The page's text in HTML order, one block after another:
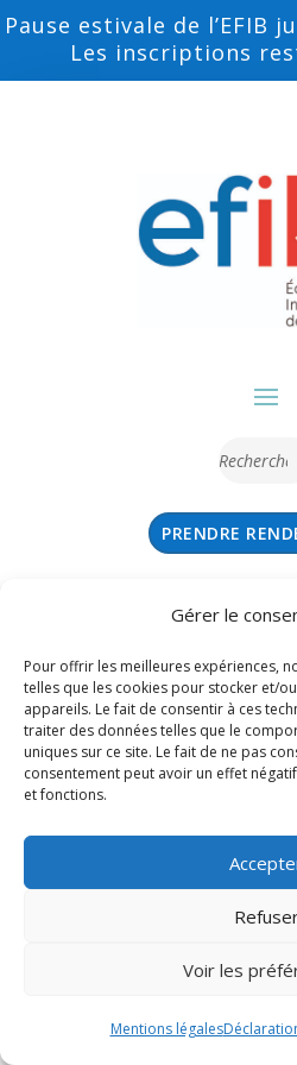
Gérer le
Pour offrir les meilleures expériences,
telles que les cookies pour stocker et/
appareils. Le fait de consentir à ces
traiter des données telles que le
uniques sur ce site. Le fait de ne pas
consentement peut avoir un effet
et fonctions.
Voir les
Mentions légales
Pause estivale de l’EFIB
Les inscriptions
PRENDRE
Mentions